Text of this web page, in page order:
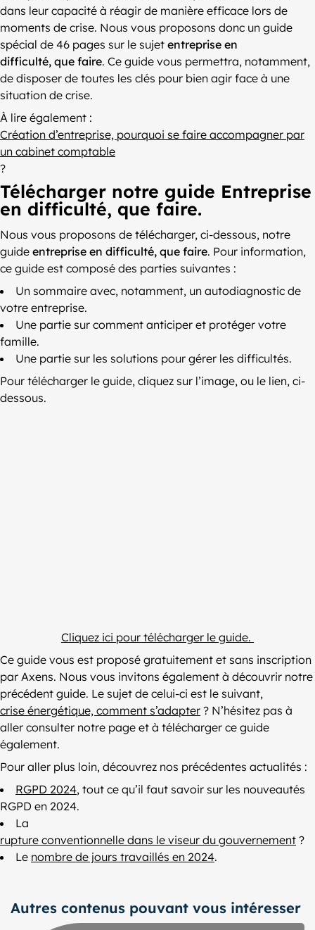
dans leur capacité à réagir de manière efficace lors de
moments de crise. Nous vous proposons donc un guide
spécial de 46 pages sur le sujet entreprise en
difficulté, que faire. Ce guide vous permettra, notamment,
de disposer de toutes les clés pour bien agir face à une
situation de crise.
À lire également :
Création d’entreprise, pourquoi se faire accompagner par
un cabinet comptable
?
Télécharger notre guide Entreprise
en difficulté, que faire.
Nous vous proposons de télécharger, ci-dessous, notre
guide entreprise en difficulté, que faire. Pour information,
ce guide est composé des parties suivantes :
Un sommaire avec, notamment, un autodiagnostic de
votre entreprise.
Une partie sur comment anticiper et protéger votre
famille.
Une partie sur les solutions pour gérer les difficultés.
Pour télécharger le guide, cliquez sur l’image, ou le lien, ci-
dessous.
Cliquez ici pour télécharger le guide.
Ce guide vous est proposé gratuitement et sans inscription
par Axens. Nous vous invitons également à découvrir notre
précédent guide. Le sujet de celui-ci est le suivant,
crise énergétique, comment s’adapter ? N’hésitez pas à
aller consulter notre page et à télécharger ce guide
également.
Pour aller plus loin, découvrez nos précédentes actualités :
RGPD 2024, tout ce qu’il faut savoir sur les nouveautés
RGPD en 2024.
La
rupture conventionnelle dans le viseur du gouvernement ?
Le nombre de jours travaillés en 2024.
Autres contenus pouvant vous intéresser